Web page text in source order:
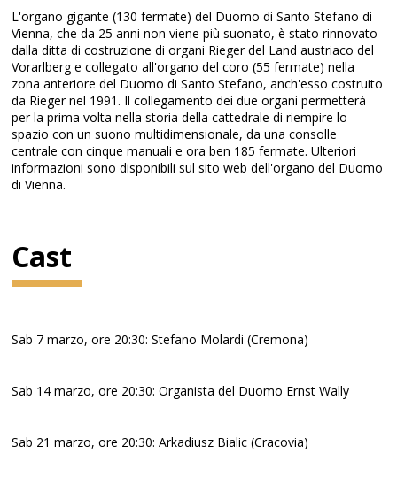
L'organo gigante (130 fermate) del Duomo di Santo Stefano di
Vienna, che da 25 anni non viene più suonato, è stato rinnovato
dalla ditta di costruzione di organi Rieger del Land austriaco del
Vorarlberg e collegato all'organo del coro (55 fermate) nella
zona anteriore del Duomo di Santo Stefano, anch'esso costruito
da Rieger nel 1991. Il collegamento dei due organi permetterà
per la prima volta nella storia della cattedrale di riempire lo
spazio con un suono multidimensionale, da una consolle
centrale con cinque manuali e ora ben 185 fermate. Ulteriori
informazioni sono disponibili sul sito web dell'organo del Duomo
di Vienna.
Cast
Sab 7 marzo, ore 20:30: Stefano Molardi (Cremona)
Sab 14 marzo, ore 20:30: Organista del Duomo Ernst Wally
Sab 21 marzo, ore 20:30: Arkadiusz Bialic (Cracovia)